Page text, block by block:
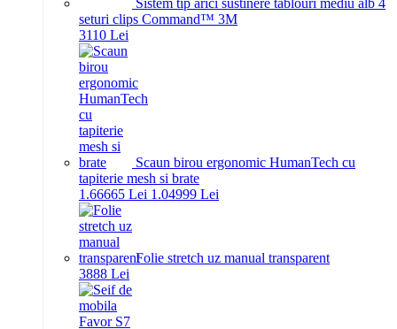
Sistem tip arici sustinere tablouri mediu alb 4
seturi clips Command™ 3M
3110 Lei
Scaun birou ergonomic HumanTech cu
tapiterie mesh si brate
1.66665 Lei 1.04999 Lei
Folie stretch uz manual transparent
3888 Lei